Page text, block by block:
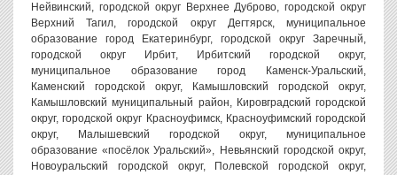
Нейвинский, городской округ Верхнее Дуброво, городской округ
Верхний Тагил, городской округ Дегтярск, муниципальное
образование город Екатеринбург, городской округ Заречный,
городской округ Ирбит, Ирбитский городской округ,
муниципальное образование город Каменск-Уральский,
Каменский городской округ, Камышловский городской округ,
Камышловский муниципальный район, Кировградский городской
округ, городской округ Красноуфимск, Красноуфимский городской
округ, Малышевский городской округ, муниципальное
образование «посёлок Уральский», Невьянский городской округ,
Новоуральский городской округ, Полевской городской округ,